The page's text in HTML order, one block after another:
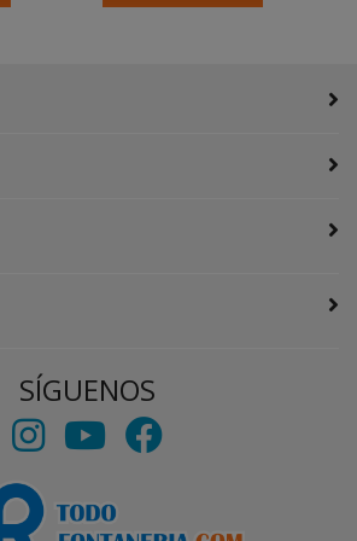
SÍGUENOS